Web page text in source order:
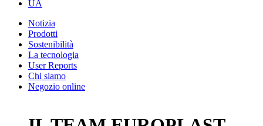
UA
Notizia
Prodotti
Sostenibilità
La tecnologia
User Reports
Chi siamo
Negozio online